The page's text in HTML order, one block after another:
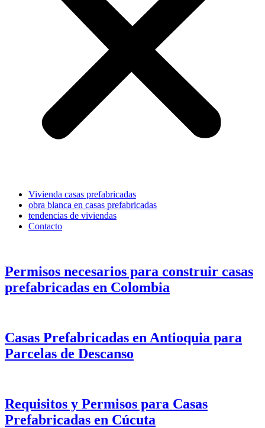
Vivienda casas prefabricadas
obra blanca en casas prefabricadas
tendencias de viviendas
Contacto
Permisos necesarios para construir casas
prefabricadas en Colombia
Casas Prefabricadas en Antioquia para
Parcelas de Descanso
Requisitos y Permisos para Casas
Prefabricadas en Cúcuta